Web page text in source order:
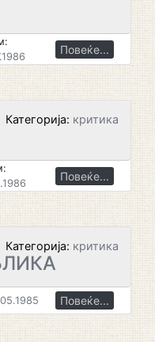
Повеќе...
Категорија: критика
Повеќе...
Категорија: критика
Повеќе...